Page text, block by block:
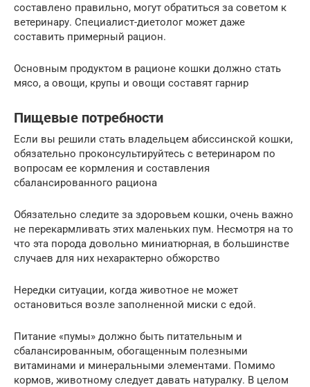
составлено правильно, могут обратиться за советом к
ветеринару. Специалист-диетолог может даже
составить примерный рацион.
Основным продуктом в рационе кошки должно стать
мясо, а овощи, крупы и овощи составят гарнир
Пищевые потребности
Если вы решили стать владельцем абиссинской кошки,
обязательно проконсультируйтесь с ветеринаром по
вопросам ее кормления и составления
сбалансированного рациона
Обязательно следите за здоровьем кошки, очень важно
не перекармливать этих маленьких пум. Несмотря на то
что эта порода довольно миниатюрная, в большинстве
случаев для них нехарактерно обжорство
Нередки ситуации, когда животное не может
остановиться возле заполненной миски с едой.
Питание «пумы» должно быть питательным и
сбалансированным, обогащенным полезными
витаминами и минеральными элементами. Помимо
кормов, животному следует давать натуралку. В целом